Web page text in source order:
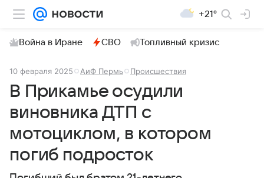
+21°
Война в Иране СВО Топливный кризис
10 февраля 2025 АиФ Пермь Происшествия
В Прикамье осудили
виновника ДТП с
мотоциклом, в котором
погиб подросток